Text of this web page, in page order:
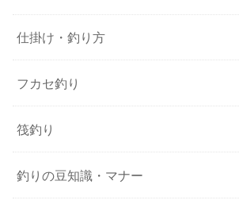
仕掛け・釣り方
フカセ釣り
筏釣り
釣りの豆知識・マナー